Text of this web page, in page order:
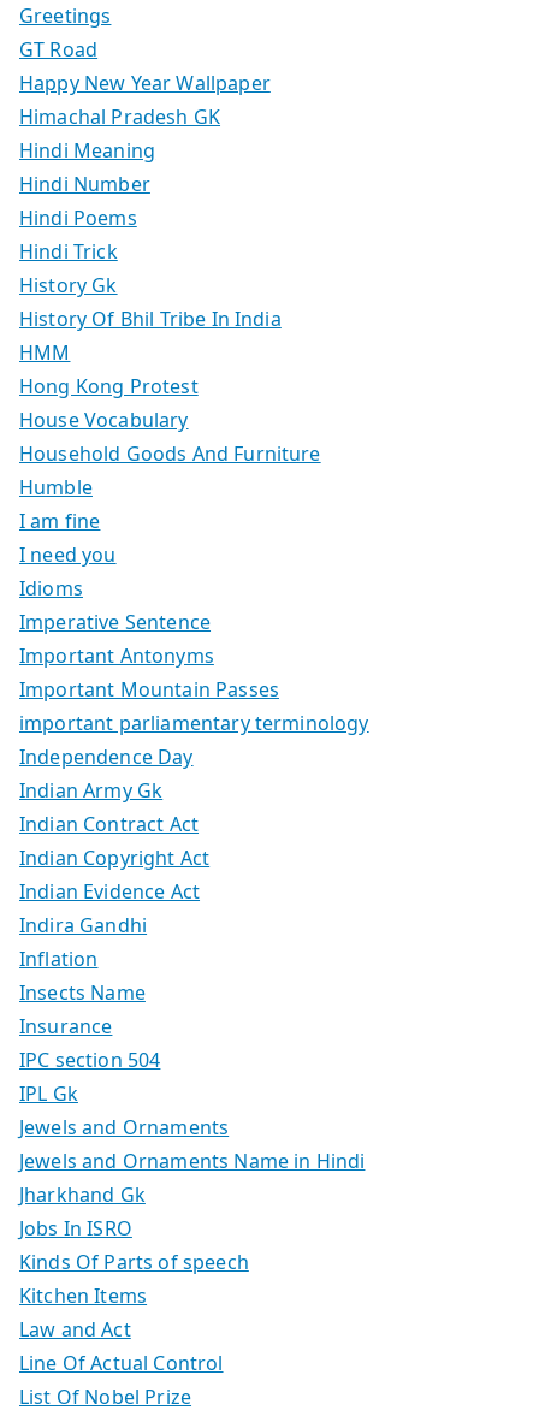
Greetings
GT Road
Happy New Year Wallpaper
Himachal Pradesh GK
Hindi Meaning
Hindi Number
Hindi Poems
Hindi Trick
History Gk
History Of Bhil Tribe In India
HMM
Hong Kong Protest
House Vocabulary
Household Goods And Furniture
Humble
I am fine
I need you
Idioms
Imperative Sentence
Important Antonyms
Important Mountain Passes
important parliamentary terminology
Independence Day
Indian Army Gk
Indian Contract Act
Indian Copyright Act
Indian Evidence Act
Indira Gandhi
Inflation
Insects Name
Insurance
IPC section 504
IPL Gk
Jewels and Ornaments
Jewels and Ornaments Name in Hindi
Jharkhand Gk
Jobs In ISRO
Kinds Of Parts of speech
Kitchen Items
Law and Act
Line Of Actual Control
List Of Nobel Prize